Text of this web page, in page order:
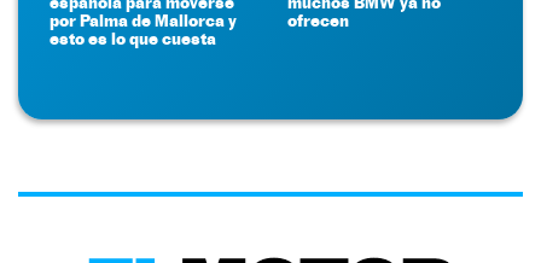
por Palma de Mallorca y
esto es lo que cuesta
ofrecen